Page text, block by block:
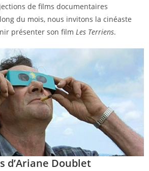
de films documentaires
du mois, nous invitons la cinéaste
présenter son filmLes Terriens.
d’Ariane Doublet